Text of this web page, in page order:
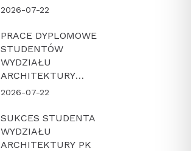
ROKU BDA-SARP 2026
2026-07-22
PRACE DYPLOMOWE
STUDENTÓW
WYDZIAŁU
ARCHITEKTURY
POLITECHNIKI
FINALE KONKURSU
„DYPLOM Z
ARCHICADEM 2026”
2026-07-22
SUKCES STUDENTA
WYDZIAŁU
ARCHITEKTURY PK